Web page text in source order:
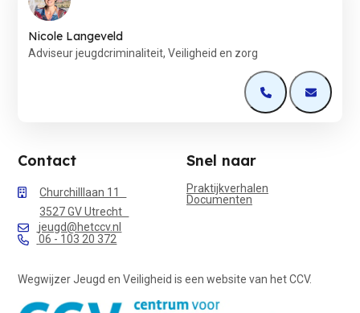
Nicole Langeveld
Adviseur jeugdcriminaliteit, Veiligheid en zorg
Open deOpen de
Contact
Churchilllaan 11
3527 GV Utrecht
jeugd@hetccv.nl
06 - 103 20 372
Snel naar
Praktijkverhalen
Documenten
Wegwijzer Jeugd en Veiligheid is een website van het CCV.